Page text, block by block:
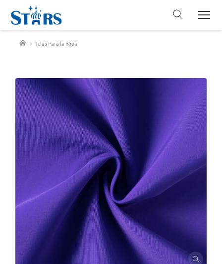
Telas Para la Ropa